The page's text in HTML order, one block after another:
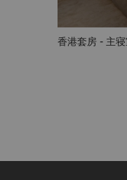
香港套房 - 主